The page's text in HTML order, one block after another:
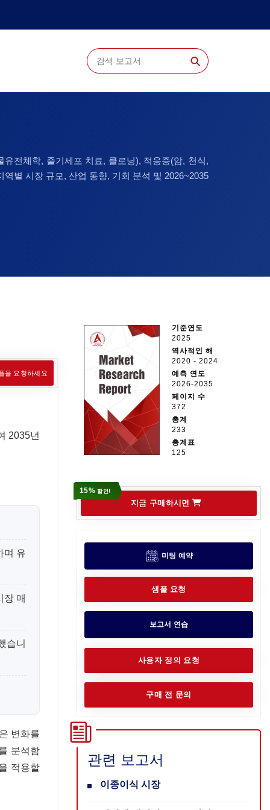
⚲
전체학, 줄기세포 치료, 클로닝), 적응증(암, 천식,
별 시장 규모, 산업 동향, 기회 분석 및 2026~2035
을 요청하세요
2035년
며 유
장 매
습니
변화를
분석함
적용할
기준연도
2025
역사적인 해
2020 - 2024
예측 연도
2026-2035
페이지 수
372
총계
233
총계표
125
지금 구매하시면
15%할인!
미팅 예약
샘플 요청
보고서 연습
사용자 정의 요청
구매 전 문의
관련 보고서
이종이식 시장